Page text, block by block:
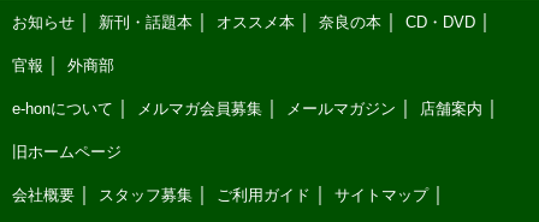
お知らせ 新刊・話題本 オススメ本 奈良の本 CD・DVD
官報 外商部
e-honについて メルマガ会員募集 メールマガジン 店舗案内
旧ホームページ
会社概要 スタッフ募集 ご利用ガイド サイトマップ